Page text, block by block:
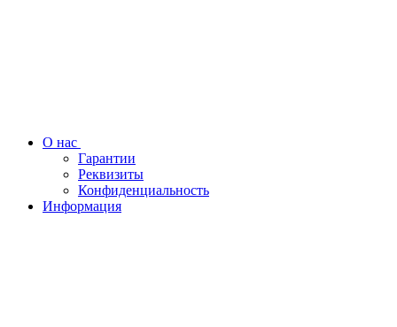
О нас
Гарантии
Реквизиты
Конфиденциальность
Информация